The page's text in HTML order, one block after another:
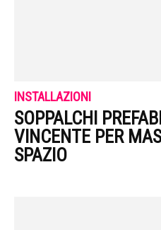
INSTALLAZIONI
SOPPALCHI
VINCENTE PER
SPAZIO